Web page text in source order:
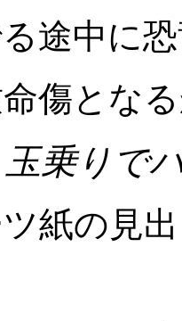
途中に
傷とな
乗りで
紙の見